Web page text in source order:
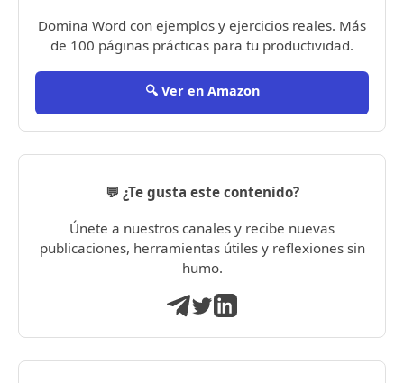
Domina Word con ejemplos y ejercicios reales. Más
de 100 páginas prácticas para tu productividad.
🔍 Ver en Amazon
💬 ¿Te gusta este contenido?
Únete a nuestros canales y recibe nuevas
publicaciones, herramientas útiles y reflexiones sin
humo.